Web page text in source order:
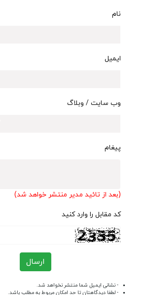
نام
ایمیل
وب سایت / وبلاگ
پیغام
(بعد از تائید مدیر منتشر خواهد شد)
کد مقابل را وارد کنید
ارسال
- نشانی ایمیل شما منتشر نخواهد شد.
- لطفا دیدگاهتان تا حد امکان مربوط به مطلب باشد.